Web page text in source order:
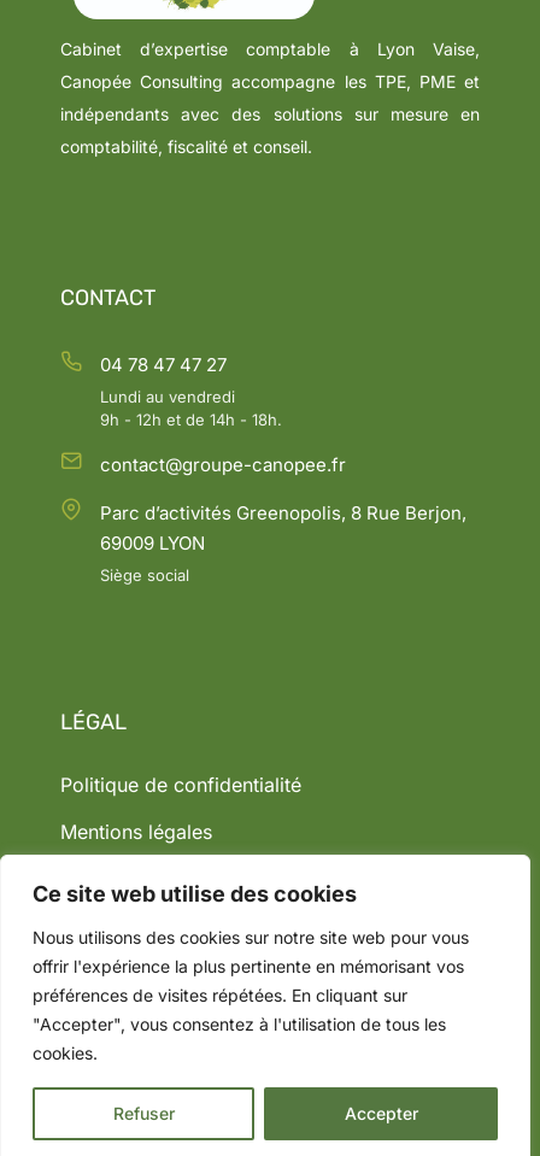
Ce site web utilise des cookies
Nous utilisons des cookies sur notre site web pour vous
offrir l'expérience la plus pertinente en mémorisant vos
préférences de visites répétées. En cliquant sur
"Accepter", vous consentez à l'utilisation de tous les
cookies.
Refuser Accepter
Cabinet d’expertise comptable à Lyon Vaise,
Canopée Consulting accompagne les TPE, PME et
indépendants avec des solutions sur mesure en
comptabilité, fiscalité et conseil.
CONTACT
04 78 47 47 27
Lundi au vendredi
9h - 12h et de 14h - 18h.
contact@groupe-canopee.fr
Parc d’activités Greenopolis, 8 Rue Berjon,
69009 LYON
Siège social
LÉGAL
Politique de confidentialité
Mentions légales
votre site avec YellowTie – Agence Web